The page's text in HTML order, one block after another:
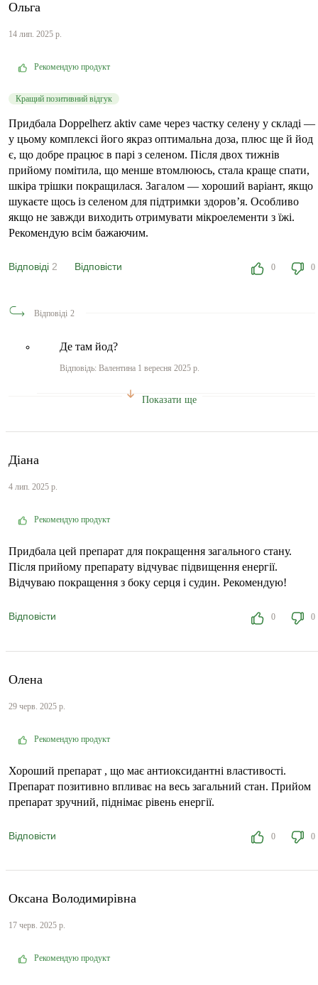
Ольга
14 лип. 2025 р.
Рекомендую продукт
Кращий позитивний відгук
Придбала Doppelherz aktiv саме через частку селену у складі —
у цьому комплексі його якраз оптимальна доза, плюс ще й йод
є, що добре працює в парі з селеном. Після двох тижнів
прийому помітила, що менше втомлююсь, стала краще спати,
шкіра трішки покращилася. Загалом — хороший варіант, якщо
шукаєте щось із селеном для підтримки здоров’я. Особливо
якщо не завжди виходить отримувати мікроелементи з їжі.
Рекомендую всім бажаючим.
Відповіді 2 Відповісти 0 0
Відповіді 2
Де там йод?
Відповідь: Валентина 1 вересня 2025 р.
Показати ще
Діана
4 лип. 2025 р.
Рекомендую продукт
Придбала цей препарат для покращення загального стану.
Після прийому препарату відчуває підвищення енергії.
Відчуваю покращення з боку серця і судин. Рекомендую!
Відповісти 0 0
Олена
29 черв. 2025 р.
Рекомендую продукт
Хороший препарат , що має антиоксидантні властивості.
Препарат позитивно впливає на весь загальний стан. Прийом
препарат зручний, піднімає рівень енергії.
Відповісти 0 0
Оксана Володимирівна
17 черв. 2025 р.
Рекомендую продукт